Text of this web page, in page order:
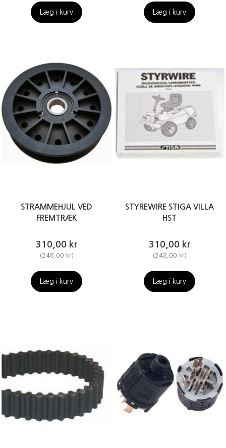
Læg i kurv Læg i kurv
STRAMMEHJUL VED
FREMTRÆK
310,00 kr
(248,00 kr)
Læg i kurv
STYREWIRE STIGA VILLA
HST
310,00 kr
(248,00 kr)
Læg i kurv